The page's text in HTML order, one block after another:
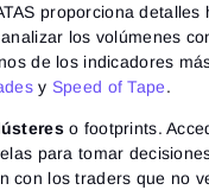
proporciona detalles
los volúmenes
de los indicadores
y Speed of Tape.
o footprints.
para tomar
con los traders que no